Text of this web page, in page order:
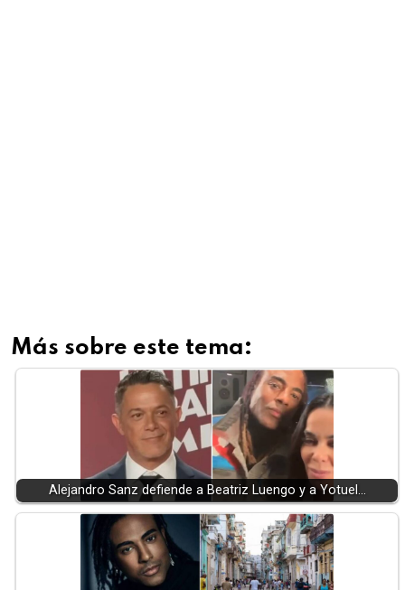
Más sobre este tema:
Alejandro Sanz defiende a Beatriz Luengo y a Yotuel…